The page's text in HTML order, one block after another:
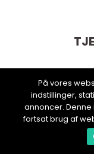
På vores
indstillinger,
annoncer.
fortsat brug af